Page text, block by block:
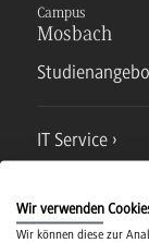
Campus
Mosbach
IT Service
Campusmensa
Wir verwenden
Wir können diese zur